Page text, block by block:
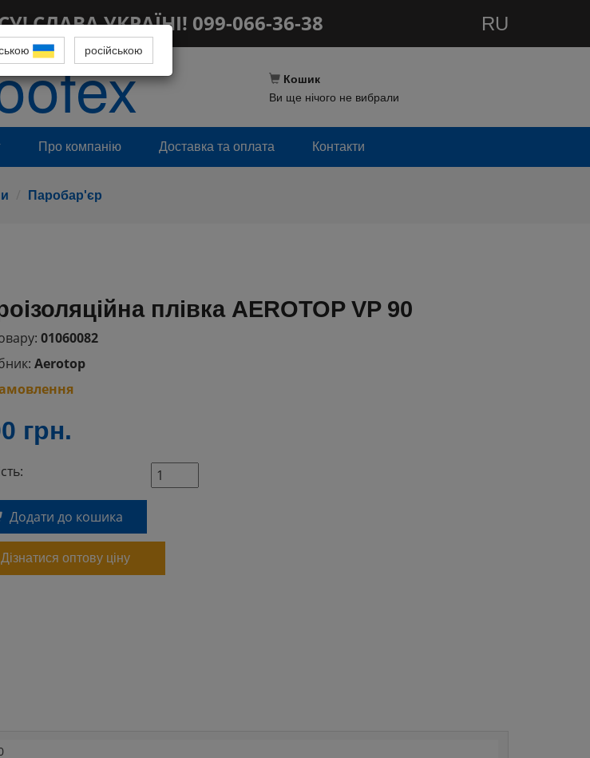
російською
СЛАВА УКРАЇНІ! 099-066-36-38 RU
Кошик
Ви ще нічого не вибрали
Про компанію Доставка та оплата Контакти
Паробар'єр
плівка AEROTOP VP 90
01060082
Aerotop
грн.
Додати до кошика
Дізнатися оптову ціну